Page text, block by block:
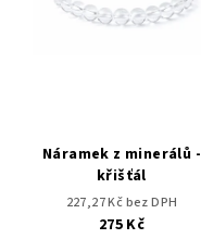
Náramek z minerálů -
křišťál
227,27 Kč bez DPH
275 Kč